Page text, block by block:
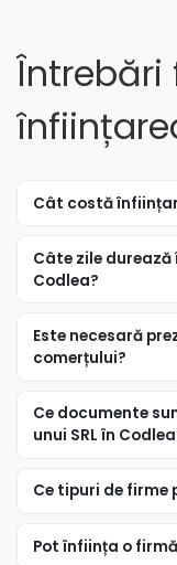
Întrebări
Cât costă
Câte zile
Codlea?
Este necesară
comerțului?
Ce documente
unui SRL în
Ce tipuri de firme
Pot înființa o